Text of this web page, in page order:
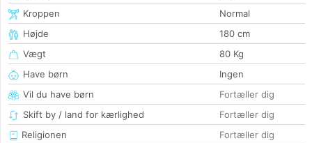
Kroppen
Normal
Højde
180 cm
Vægt
80 Kg
Have børn
Ingen
Vil du have børn
Fortæller dig
Skift by / land for kærlighed
Fortæller dig
Religionen
Fortæller dig